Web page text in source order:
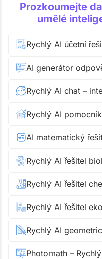
Prozkoumejte
umělé
AI generátor
Rychlý AI chat –
Rychlý AI
AI matematický
Rychlý AI řešitel
Rychlý AI řešitel
Rychlý AI řešitel
Rychlý AI